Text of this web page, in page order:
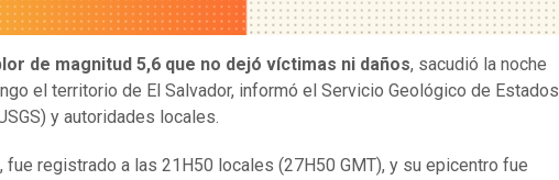
de magnitud 5,6 que no dejó víctimas ni daños, sacudió la noche
el territorio de El Salvador, informó el Servicio Geológico de Estados
y autoridades locales.
fue registrado a las 21H50 locales (27H50 GMT), y su epicentro fue